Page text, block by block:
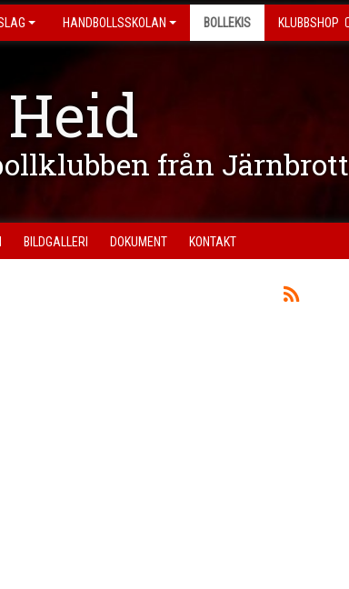
HANDBOLLSSKOLAN BOLLEKIS KLUBBSHOP
från Järnbrott
BILDGALLERI DOKUMENT KONTAKT